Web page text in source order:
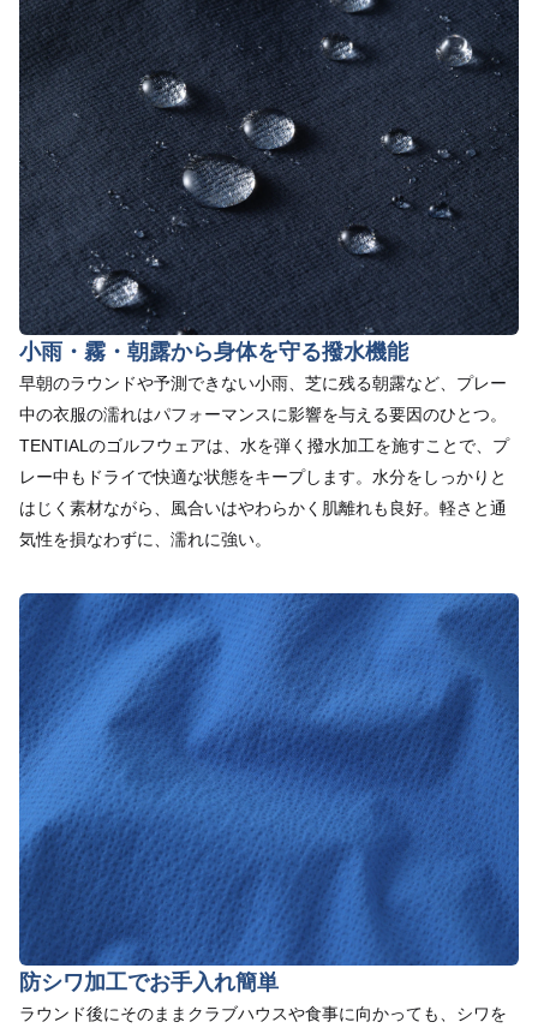
小雨・霧・朝露から身体を守る撥水機能
早朝のラウンドや予測できない小雨、芝に残る朝露など、プレー
中の衣服の濡れはパフォーマンスに影響を与える要因のひとつ。
TENTIALのゴルフウェアは、水を弾く撥水加工を施すことで、プ
レー中もドライで快適な状態をキープします。水分をしっかりと
はじく素材ながら、風合いはやわらかく肌離れも良好。軽さと通
気性を損なわずに、濡れに強い。
防シワ加工でお手入れ簡単
ラウンド後にそのままクラブハウスや食事に向かっても、シワを